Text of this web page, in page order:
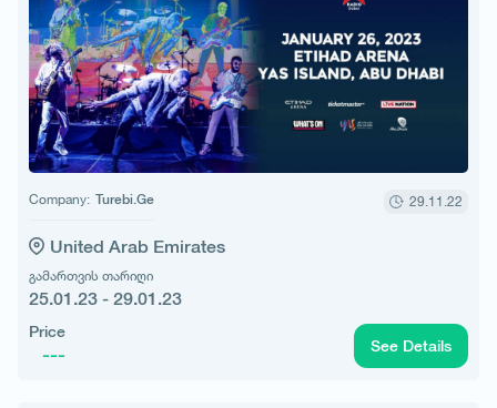
Company: Turebi.Ge 29.11.22
United Arab Emirates
გამართვის თარიღი
25.01.23 - 29.01.23
Price
--- See Details